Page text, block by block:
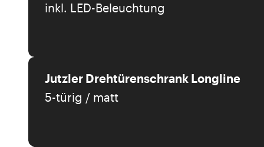
inkl. LED-Beleuchtung
Jutzler Drehtürenschrank Longline
5-türig / matt